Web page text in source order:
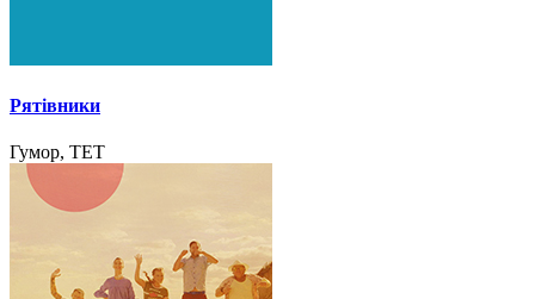
Рятівники
Гумор, ТЕТ